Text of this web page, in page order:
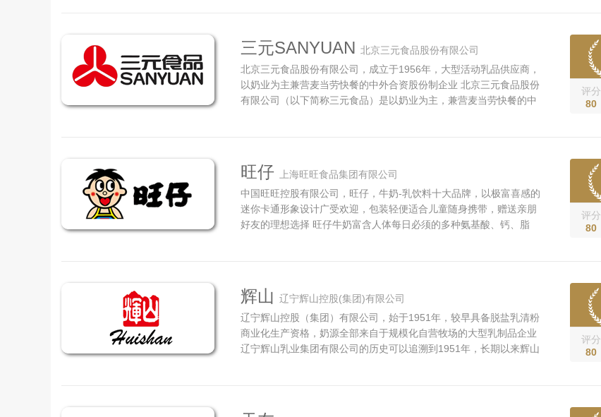
三元SANYUAN 北京三元食品股份有限公司
北京三元食品股份有限公司，成立于1956年，大型活动乳品供应商，
以奶业为主兼营麦当劳快餐的中外合资股份制企业 北京三元食品股份
有限公司（以下简称三元食品）是以奶业为主，兼营麦当劳快餐的中
评分
80
旺仔 上海旺旺食品集团有限公司
中国旺旺控股有限公司，旺仔，牛奶-乳饮料十大品牌，以极富喜感的
迷你卡通形象设计广受欢迎，包装轻便适合儿童随身携带，赠送亲朋
好友的理想选择 旺仔牛奶富含人体每日必须的多种氨基酸、钙、脂
评分
80
辉山 辽宁辉山控股(集团)有限公司
辽宁辉山控股（集团）有限公司，始于1951年，较早具备脱盐乳清粉
商业化生产资格，奶源全部来自于规模化自营牧场的大型乳制品企业
辽宁辉山乳业集团有限公司的历史可以追溯到1951年，长期以来辉山
评分
80